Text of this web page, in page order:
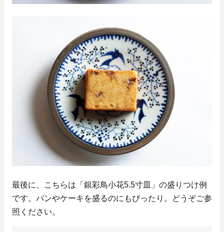
最後に、こちらは「銀彩鳥小花5.5寸皿」の盛りつけ例
です。パンやケーキを盛るのにもぴったり。どうぞご参
照ください。